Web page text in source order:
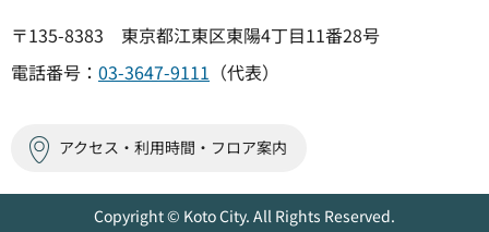
〒135-8383 東京都江東区東陽4丁目11番28号
電話番号： 03-3647-9111 （代表）
アクセス・利用時間・フロア案内
Copyright © Koto City. All Rights Reserved.